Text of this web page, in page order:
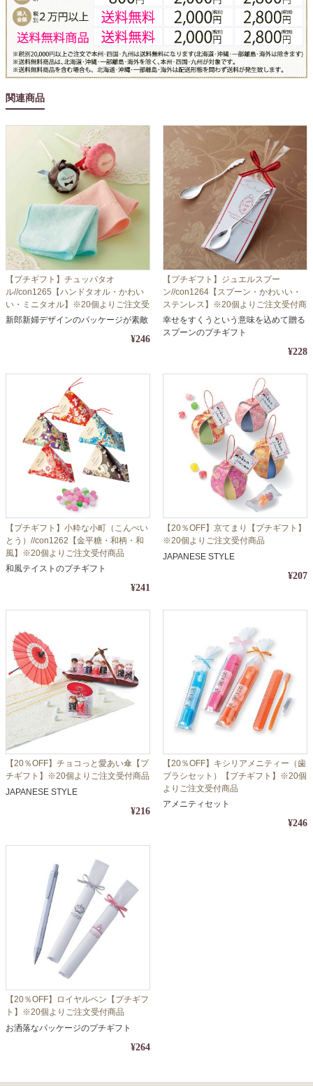
関連商品
【プチギフト】チュッパタオ
ル//con1265【ハンドタオル・かわい
い・ミニタオル】※20個よりご注文受
付商品
新郎新婦デザインのパッケージが素敵
¥246
【プチギフト】ジュエルスプー
ン//con1264【スプーン・かわいい・
ステンレス】※20個よりご注文受付商
品
幸せをすくうという意味を込めて贈る
スプーンのプチギフト
¥228
【プチギフト】小粋な小町（こんぺい
とう）//con1262【金平糖・和柄・和
風】※20個よりご注文受付商品
和風テイストのプチギフト
¥241
【20％OFF】京てまり【プチギフト】
※20個よりご注文受付商品
JAPANESE STYLE
¥207
【20％OFF】チョコっと愛あい傘【プ
チギフト】※20個よりご注文受付商品
JAPANESE STYLE
¥216
【20％OFF】キシリアメニティー（歯
ブラシセット）【プチギフト】※20個
よりご注文受付商品
アメニティセット
¥246
【20％OFF】ロイヤルペン【プチギフ
ト】※20個よりご注文受付商品
お洒落なパッケージのプチギフト
¥264